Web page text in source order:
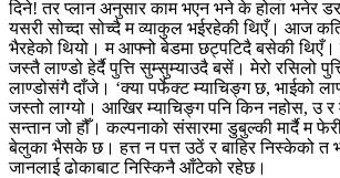
दिने! तर प्लान अनुसार काम भएन भने के होला भनेर डर
यसरी सोच्दा सोच्दै म व्याकुल भईरहेकी थिएँ। आज
भैरहेको थियो। म आफ्नो बेडमा छट्पटिदै बसेकी थिएँ।
जस्तै लाण्डो हेर्दै पुत्ति सुम्सुम्याउदै बसें। मेरो रसिलो
लाण्डोसंगै दाँजे। ‘क्या पर्फेक्ट म्याचिङ्ग छ, भाईको
जस्तो लाग्यो। आखिर म्याचिङ्ग पनि किन नहोस, उ
सन्तान जो हौँ। कल्पनाको संसारमा डुबुल्की मार्दै म
बेलुका भैसके छ। हत्त न पत्त उठें र बाहिर निस्केको त
जानलाई ढोकाबाट निस्किनै आँटेको रहेछ।